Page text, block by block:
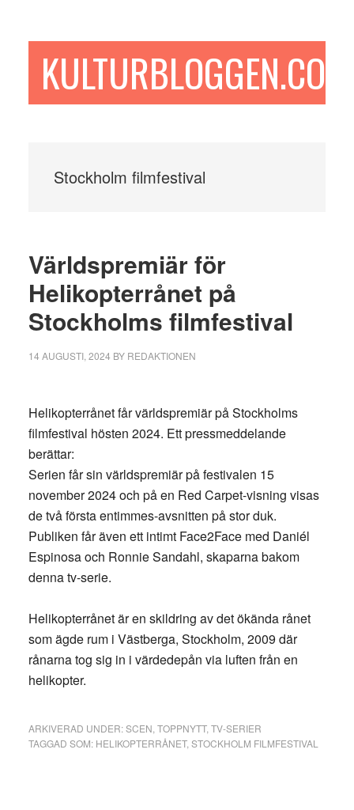
sidofältetKULTURBLOGGEN.COM
Stockholm filmfestival
Världspremiär för
Helikopterrånet på
Stockholms filmfestival
14 AUGUSTI, 2024 BY REDAKTIONEN
Helikopterrånet får världspremiär på Stockholms
filmfestival hösten 2024. Ett pressmeddelande
berättar:
Serien får sin världspremiär på festivalen 15
november 2024 och på en Red Carpet-visning visas
de två första entimmes-avsnitten på stor duk.
Publiken får även ett intimt Face2Face med Daniél
Espinosa och Ronnie Sandahl, skaparna bakom
denna tv-serie.
Helikopterrånet är en skildring av det ökända rånet
som ägde rum i Västberga, Stockholm, 2009 där
rånarna tog sig in i värdedepån via luften från en
helikopter.
ARKIVERAD UNDER:SCEN TOPPNYTT, TV-SERIER
TAGGAD SOM: HELIKOPTERRÅNET, STOCKHOLM FILMFESTIVAL